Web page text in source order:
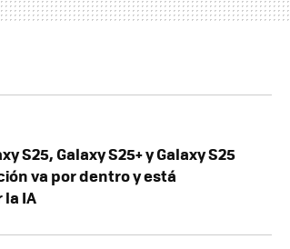
S25, Galaxy S25+ y Galaxy S25
va por dentro y está
IA